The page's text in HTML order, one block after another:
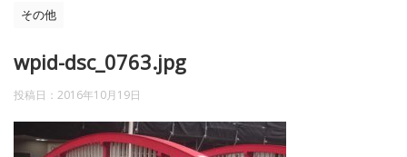
その他
wpid-dsc_0763.jpg
投稿日： 2016年10月19日